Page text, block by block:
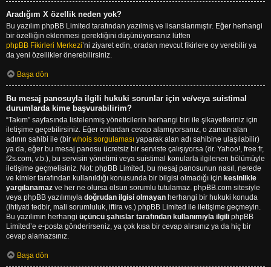
Aradığım X özellik neden yok?
Bu yazılım phpBB Limited tarafından yazılmış ve lisanslanmıştır. Eğer herhangi
bir özelliğin eklenmesi gerektiğini düşünüyorsanız lütfen
phpBB Fikirleri Merkezi’ni ziyaret edin, oradan mevcut fikirlere oy verebilir ya
da yeni özellikler önerebilirsiniz.
Başa dön
Bu mesaj panosuyla ilgili hukuki sorunlar için ve/veya suistimal
durumlarda kime başvurabilirim?
“Takım” sayfasında listelenmiş yöneticilerin herhangi biri ile şikayetleriniz için
iletişime geçebilirsiniz. Eğer onlardan cevap alamıyorsanız, o zaman alan
adının sahibi ile (bir whois sorgulaması yaparak alan adı sahibine ulaşılabilir)
ya da, eğer bu mesaj panosu ücretsiz bir serviste çalışıyorsa (ör. Yahoo!, free.fr,
f2s.com, v.b.), bu servisin yönetimi veya suistimal konularla ilgilenen bölümüyle
iletişime geçmelisiniz. Not: phpBB Limited, bu mesaj panosunun nasıl, nerede
ve kimler tarafından kullanıldığı konusunda bir bilgisi olmadığı için kesinlikle
yargılanamaz ve her ne olursa olsun sorumlu tutulamaz. phpBB.com sitesiyle
veya phpBB yazılımıyla doğrudan ilgisi olmayan herhangi bir hukuki konuda
(ihtiyati tedbir, mali sorumluluk, iftira vs.) phpBB Limited ile iletişime geçmeyin.
Bu yazılımın herhangi üçüncü şahıslar tarafından kullanımıyla ilgili phpBB
Limited’e e-posta gönderirseniz, ya çok kısa bir cevap alırsınız ya da hiç bir
cevap alamazsınız.
Başa dön